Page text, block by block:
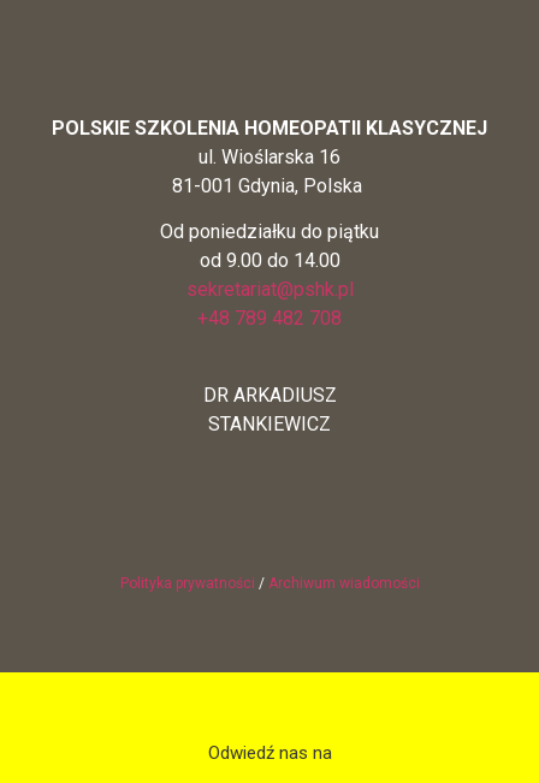
POLSKIE SZKOLENIA HOMEOPATII KLASYCZNEJ
ul. Wioślarska 16
81-001 Gdynia, Polska
Od poniedziałku do piątku
od 9.00 do 14.00
sekretariat@pshk.pl
+48 789 482 708
DR ARKADIUSZ
STANKIEWICZ
Polityka prywatności / Archiwum wiadomości
Odwiedź nas na